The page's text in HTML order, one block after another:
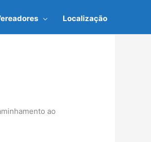
Localização
ao